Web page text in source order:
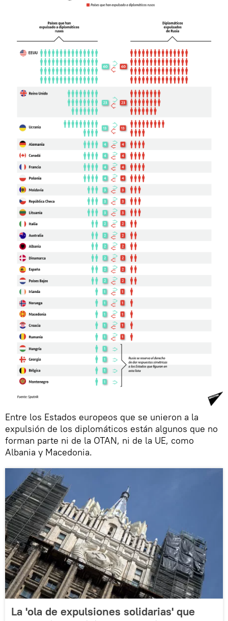
Entre los Estados europeos que se unieron a la
expulsión de los diplomáticos están algunos que no
forman parte ni de la OTAN, ni de la UE, como
Albania y Macedonia.
La 'ola de expulsiones solidarias' que